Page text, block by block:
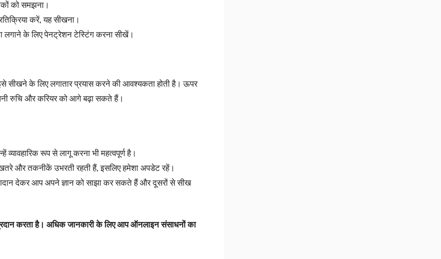
को समझना।
करें, यह सीखना।
लगाने के लिए पेनट्रेशन टेस्टिंग करना सीखें।
सीखने के लिए लगातार प्रयास करने की आवश्यकता होती है। ऊपर
रुचि और करियर को आगे बढ़ा सकते हैं।
रूप से लागू करना भी महत्वपूर्ण है।
खतरे और तकनीकें उभरती रहती हैं, इसलिए हमेशा अपडेट रहें।
देकर आप अपने ज्ञान को साझा कर सकते हैं और दूसरों से सीख
करता है। अधिक जानकारी के लिए आप ऑनलाइन संसाधनों का